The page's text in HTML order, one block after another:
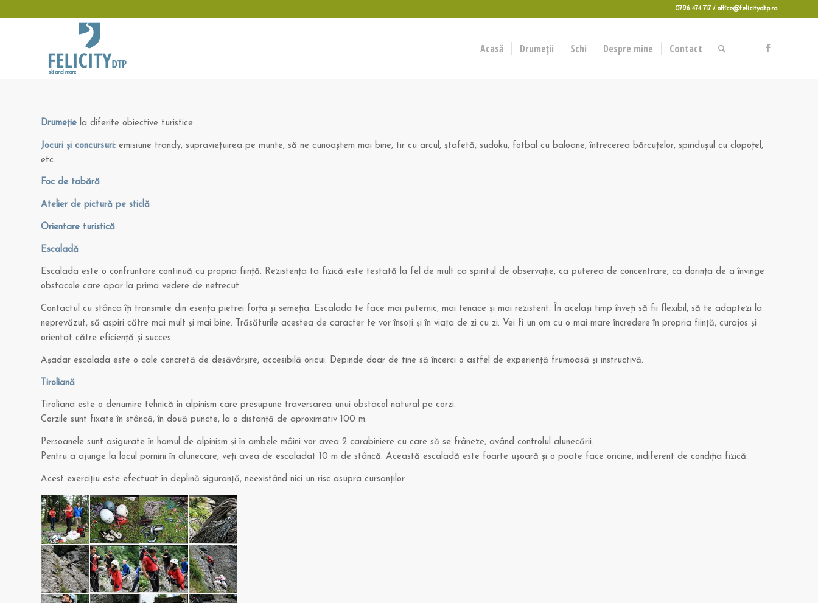
0726 474 717 / office@felicitydtp.ro
Acasă Drumeții Schi Despre mine Contact
Drumeţie la diferite obiective turistice.
Jocuri şi concursuri: emisiune trandy, supravieţuirea pe munte, să ne cunoaştem mai bine, tir cu arcul, ştafetă, sudoku, fotbal cu baloane, întrecerea bărcuţelor, spiriduşul cu clopoţel,
etc.
Foc de tabără
Atelier de pictură pe sticlă
Orientare turistică
Escaladă
Escalada este o confruntare continuă cu propria fiinţă. Rezistenţa ta fizică este testată la fel de mult ca spiritul de observaţie, ca puterea de concentrare, ca dorinţa de a învinge
obstacole care apar la prima vedere de netrecut.
Contactul cu stânca îţi transmite din esenţa pietrei forţa şi semeţia. Escalada te face mai puternic, mai tenace şi mai rezistent. În acelaşi timp înveţi să fii flexibil, să te adaptezi la
neprevăzut, să aspiri către mai mult şi mai bine. Trăsăturile acestea de caracter te vor însoţi şi în viaţa de zi cu zi. Vei fi un om cu o mai mare încredere în propria fiinţă, curajos şi
orientat către eficienţă şi succes.
Aşadar escalada este o cale concretă de desăvârşire, accesibilă oricui. Depinde doar de tine să încerci o astfel de experienţă frumoasă şi instructivă.
Tiroliană
Tiroliana este o denumire tehnică în alpinism care presupune traversarea unui obstacol natural pe corzi.
Corzile sunt fixate în stâncă, în două puncte, la o distanţă de aproximativ 100 m.
Persoanele sunt asigurate în hamul de alpinism şi în ambele mâini vor avea 2 carabiniere cu care să se frâneze, având controlul alunecării.
Pentru a ajunge la locul pornirii în alunecare, veţi avea de escaladat 10 m de stâncă. Această escaladă este foarte uşoară şi o poate face oricine, indiferent de condiţia fizică.
Acest exerciţiu este efectuat în deplină siguranţă, neexistând nici un risc asupra cursanţilor.